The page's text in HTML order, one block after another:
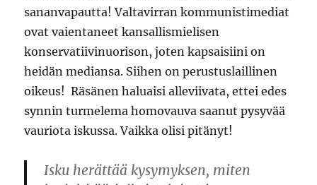
sananvapautta! Valtavirran kommunistimediat
ovat vaientaneet kansallismielisen
konservatiivinuorison, joten kapsaisiini on
heidän mediansa. Siihen on perustuslaillinen
oikeus! Räsänen haluaisi alleviivata, ettei edes
synnin turmelema homovauva saanut pysyvää
vauriota iskussa. Vaikka olisi pitänyt!
Isku herättää kysymyksen, miten